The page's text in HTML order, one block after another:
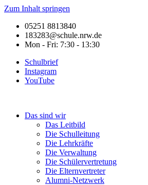
Zum Inhalt springen
05251 8813840
183283@schule.nrw.de
Mon - Fri: 7:30 - 13:30
Schulbrief
Instagram
YouTube
Das sind wir
Das Leitbild
Die Schulleitung
Die Lehrkräfte
Die Verwaltung
Die Schülervertretung
Die Elternvertreter
Alumni-Netzwerk